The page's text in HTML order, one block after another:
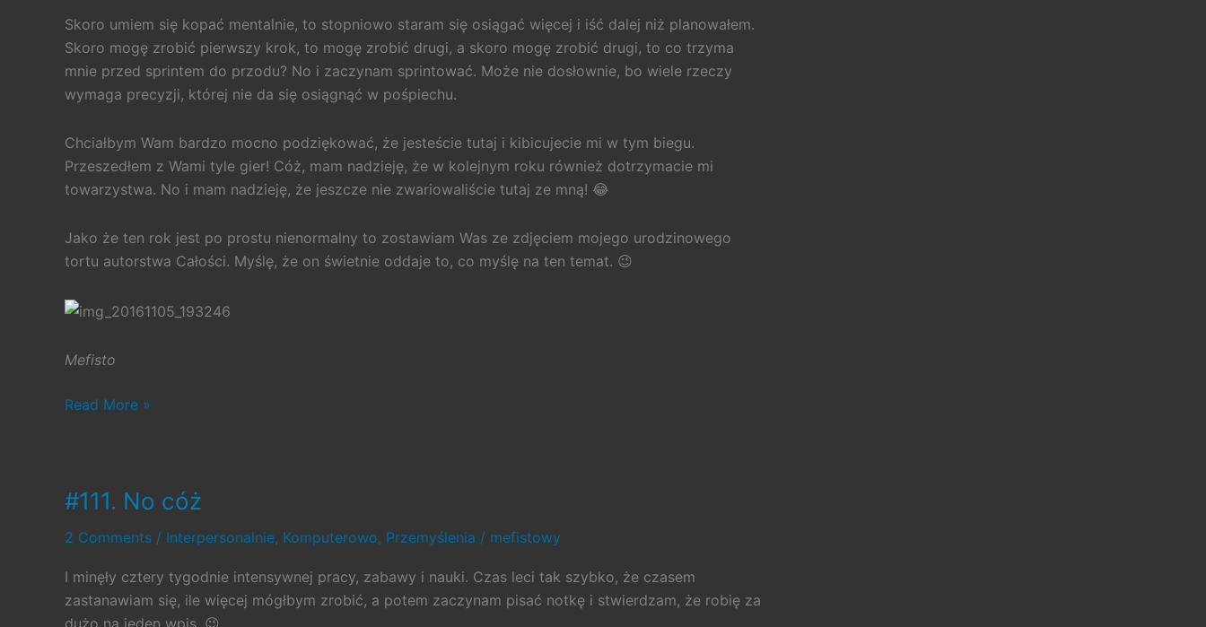
Skoro umiem się kopać mentalnie, to stopniowo staram się osiągać więcej i iść dalej niż planowałem.
Skoro mogę zrobić pierwszy krok, to mogę zrobić drugi, a skoro mogę zrobić drugi, to co trzyma
mnie przed sprintem do przodu? No i zaczynam sprintować. Może nie dosłownie, bo wiele rzeczy
wymaga precyzji, której nie da się osiągnąć w pośpiechu.
Chciałbym Wam bardzo mocno podziękować, że jesteście tutaj i kibicujecie mi w tym biegu.
Przeszedłem z Wami tyle gier! Cóż, mam nadzieję, że w kolejnym roku również dotrzymacie mi
towarzystwa. No i mam nadzieję, że jeszcze nie zwariowaliście tutaj ze mną! 😂
Jako że ten rok jest po prostu nienormalny to zostawiam Was ze zdjęciem mojego urodzinowego
tortu autorstwa Całości. Myślę, że on świetnie oddaje to, co myślę na ten temat. 😉
Mefisto
#294.
Read More »
#111. No cóż
2 Comments / Interpersonalnie, Komputerowo, Przemyślenia / mefistowy
I minęły cztery tygodnie intensywnej pracy, zabawy i nauki. Czas leci tak szybko, że czasem
zastanawiam się, ile więcej mógłbym zrobić, a potem zaczynam pisać notkę i stwierdzam, że robię za
dużo na jeden wpis. 😉